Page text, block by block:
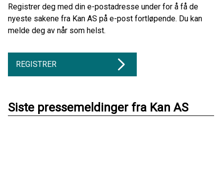
Registrer deg med din e-postadresse under for å få de
nyeste sakene fra Kan AS på e-post fortløpende. Du kan
melde deg av når som helst.
REGISTRER
Siste pressemeldinger fra Kan AS